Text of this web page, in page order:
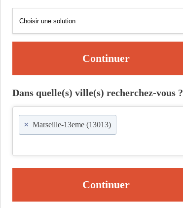
Continuer
Dans quelle(s) ville(s) recherchez-vous ?
× Marseille-13eme (13013)
Continuer